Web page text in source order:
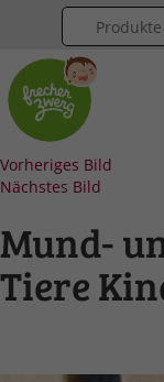
Vorheriges Bild
Nächstes Bild
Mund-
Tiere